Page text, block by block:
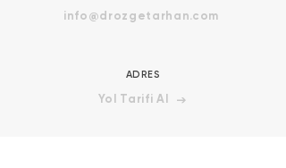
info@drozgetarhan.com
ADRES
Yol Tarifi Al